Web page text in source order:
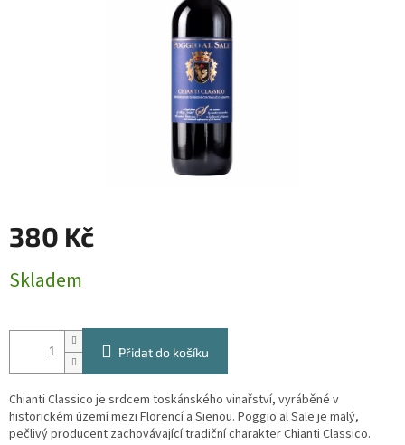
380 Kč
cena:
Skladem
Přidat do košíku
Chianti Classico je srdcem toskánského vinařství, vyráběné v
historickém území mezi Florencí a Sienou. Poggio al Sale je malý,
pečlivý producent zachovávající tradiční charakter Chianti Classico.